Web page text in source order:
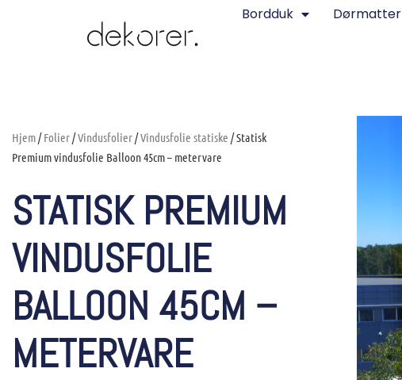
Bordduk Dørmatter
Hjem/Folier/Vindusfolier/Vindusfolie statiske / Statisk
Premium vindusfolie Balloon 45cm – metervare
STATISK PREMIUM
VINDUSFOLIE
BALLOON 45CM –
METERVARE